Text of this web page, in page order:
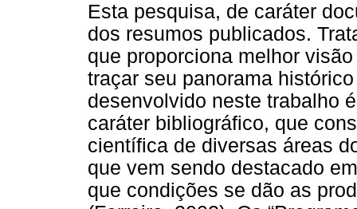
Esta pesquisa, de caráter
dos resumos publicados.
que proporciona melhor
traçar seu panorama
desenvolvido neste trabalho
caráter bibliográfico, que
científica de diversas áreas
que vem sendo destacado
que condições se dão as